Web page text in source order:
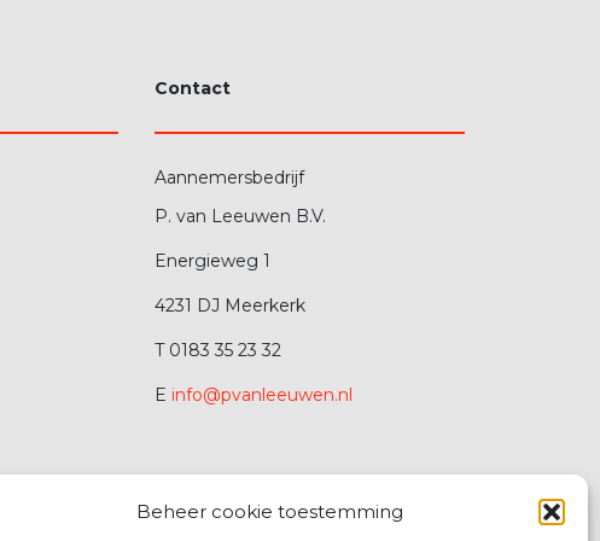
Beheer cookie toestemming
Contact
Aannemersbedrijf
P. van Leeuwen B.V.
Energieweg 1
4231 DJ Meerkerk
T 0183 35 23 32
E info@pvanleeuwen.nl